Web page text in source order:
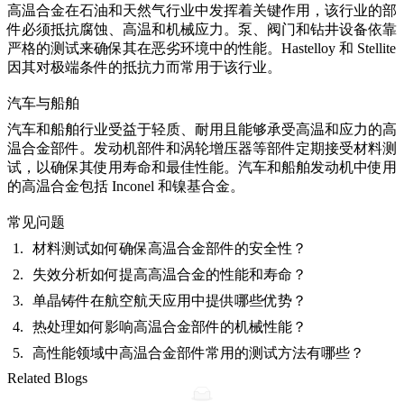
高温合金在石油和天然气行业中发挥着关键作用，该行业的部
件必须抵抗腐蚀、高温和机械应力。泵、阀门和钻井设备依靠
严格的测试来确保其在恶劣环境中的性能。Hastelloy 和 Stellite
因其对极端条件的抵抗力而常用于该行业。
汽车与船舶
汽车和船舶行业受益于轻质、耐用且能够承受高温和应力的高
温合金部件。发动机部件和涡轮增压器等部件定期接受材料测
试，以确保其使用寿命和最佳性能。汽车和船舶发动机中使用
的高温合金包括 Inconel 和镍基合金。
常见问题
材料测试如何确保高温合金部件的安全性？
失效分析如何提高高温合金的性能和寿命？
单晶铸件在航空航天应用中提供哪些优势？
热处理如何影响高温合金部件的机械性能？
高性能领域中高温合金部件常用的测试方法有哪些？
Related Blogs